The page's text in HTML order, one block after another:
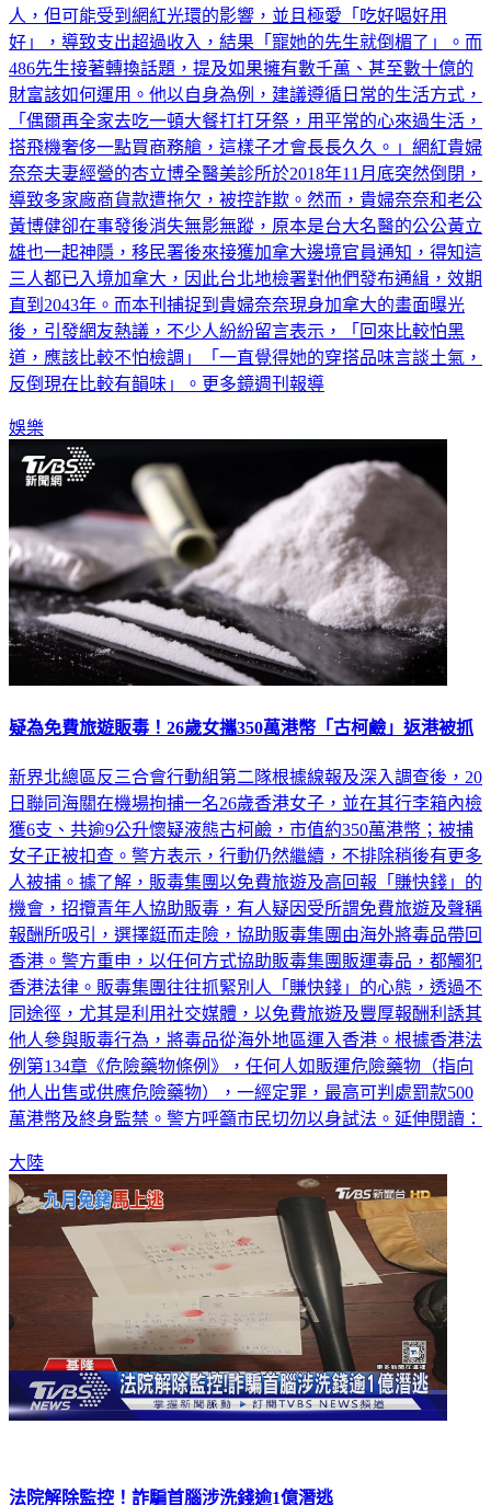
金，對於名牌和享受有著自己的想法。他直言貴婦奈奈並非壞
人，但可能受到網紅光環的影響，並且極愛「吃好喝好用
好」，導致支出超過收入，結果「寵她的先生就倒楣了」。而
486先生接著轉換話題，提及如果擁有數千萬、甚至數十億的
財富該如何運用。他以自身為例，建議遵循日常的生活方式，
「偶爾再全家去吃一頓大餐打打牙祭，用平常的心來過生活，
搭飛機奢侈一點買商務艙，這樣子才會長長久久。」網紅貴婦
奈奈夫妻經營的杏立博全醫美診所於2018年11月底突然倒閉，
導致多家廠商貨款遭拖欠，被控詐欺。然而，貴婦奈奈和老公
黃博健卻在事發後消失無影無蹤，原本是台大名醫的公公黃立
雄也一起神隱，移民署後來接獲加拿大邊境官員通知，得知這
三人都已入境加拿大，因此台北地檢署對他們發布通緝，效期
直到2043年。而本刊捕捉到貴婦奈奈現身加拿大的畫面曝光
後，引發網友熱議，不少人紛紛留言表示，「回來比較怕黑
道，應該比較不怕檢調」「一直覺得她的穿搭品味言談土氣，
娛樂
新界北總區反三合會行動組第二隊根據線報及深入調查後，20
日聯同海關在機場拘捕一名26歲香港女子，並在其行李箱內檢
獲6支、共逾9公升懷疑液態古柯鹼，市值約350萬港幣；被捕
女子正被扣查。警方表示，行動仍然繼續，不排除稍後有更多
人被捕。據了解，販毒集團以免費旅遊及高回報「賺快錢」的
機會，招攬青年人協助販毒，有人疑因受所謂免費旅遊及聲稱
報酬所吸引，選擇鋌而走險，協助販毒集團由海外將毒品帶回
香港。警方重申，以任何方式協助販毒集團販運毒品，都觸犯
香港法律。販毒集團往往抓緊別人「賺快錢」的心態，透過不
同途徑，尤其是利用社交媒體，以免費旅遊及豐厚報酬利誘其
他人參與販毒行為，將毒品從海外地區運入香港。根據香港法
例第134章《危險藥物條例》，任何人如販運危險藥物（指向
他人出售或供應危險藥物），一經定罪，最高可判處罰款500
大陸